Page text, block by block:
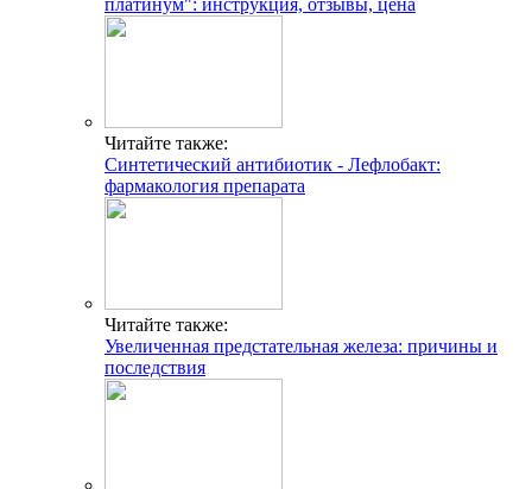
платинум": инструкция, отзывы, цена
Читайте также:
Синтетический антибиотик - Лефлобакт:
фармакология препарата
Читайте также:
Увеличенная предстательная железа: причины и
последствия